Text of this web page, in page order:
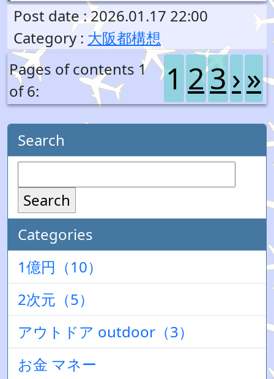
Post date : 2026.01.17 22:00
Category : 大阪都構想
Pages of contents 1
of 6:
1 2 3 › »
Search
Search
Categories
1億円（10）
2次元（5）
アウトドア outdoor（3）
お金 マネー